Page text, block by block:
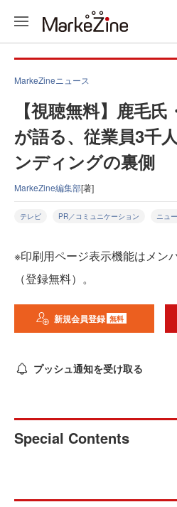
MarkeZineニュース
【視聴無料】鹿毛
が語る、従業員3千
ンディングの裏側
MarkeZine編集部[著]
テレビ PR／コミュニケーション ニュ
※印刷用ページ表示機能はメン
（登録無料）。
新規会員登録 無料
プッシュ通知を受け取る
Special Contents